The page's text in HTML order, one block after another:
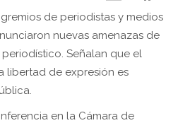
de periodistas y medios
nuevas amenazas de
Señalan que el
libertad de expresión es
en la Cámara de